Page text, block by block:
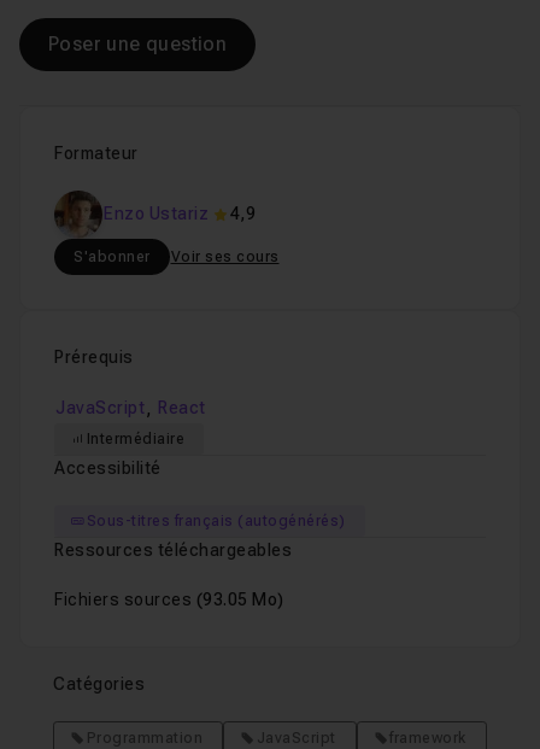
Formateur
Enzo Ustariz 4,9
S'abonner Voir ses cours
Prérequis
JavaScript, React
Intermédiaire
Accessibilité
Sous-titres français (autogénérés)
Ressources téléchargeables
Fichiers sources (93.05 Mo)
Catégories
Programmation JavaScript
framework
Poser une question